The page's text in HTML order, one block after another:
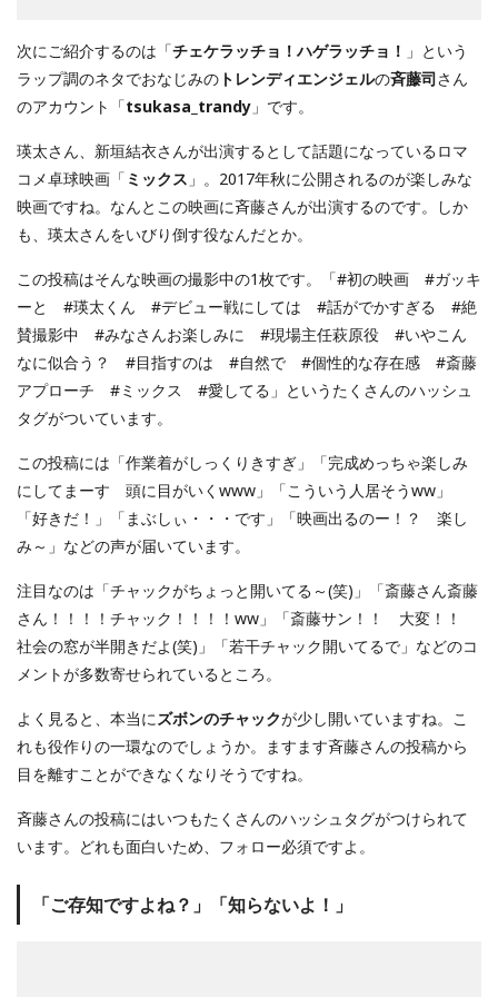
次にご紹介するのは「チェケラッチョ！ハゲラッチョ！ 」という
ラップ調のネタでおなじみの トレンディエンジェルの斉藤司さん
のアカウント「tsukasa_trandy 」です。
瑛太さん、新垣結衣さんが出演するとして話題になっているロマ
コメ卓球映画「 ミックス 」。2017年秋に公開されるのが楽しみな
映画ですね。なんとこの映画に斉藤さんが出演するのです。しか
も、瑛太さんをいびり倒す役なんだとか。
この投稿はそんな映画の撮影中の1枚です。「#初の映画 #ガッキ
ーと #瑛太くん #デビュー戦にしては #話がでかすぎる #絶
賛撮影中 #みなさんお楽しみに #現場主任萩原役 #いやこん
なに似合う？ #目指すのは #自然で #個性的な存在感 #斎藤
アプローチ #ミックス #愛してる」というたくさんのハッシュ
タグがついています。
この投稿には「作業着がしっくりきすぎ」「完成めっちゃ楽しみ
にしてまーす 頭に目がいくwww」「こういう人居そうww」
「好きだ！」「まぶしぃ・・・です」「映画出るのー！？ 楽し
み～」などの声が届いています。
注目なのは「チャックがちょっと開いてる～(笑)」「斎藤さん斎藤
さん！！！！チャック！！！！ww」「斎藤サン！！ 大変！！
社会の窓が半開きだよ(笑)」「若干チャック開いてるで」などのコ
メントが多数寄せられているところ。
よく見ると、本当にズボンのチャックが少し開いていますね。こ
れも役作りの一環なのでしょうか。ますます斉藤さんの投稿から
目を離すことができなくなりそうですね。
斉藤さんの投稿にはいつもたくさんのハッシュタグがつけられて
います。どれも面白いため、フォロー必須ですよ。
「ご存知ですよね？」「知らないよ！」